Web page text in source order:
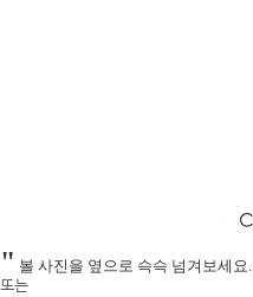
" 볼 사진을 옆으로 슥슥 넘겨보세요.
또는